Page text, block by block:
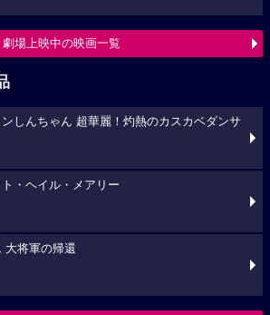
劇場上映中の映画一覧
しんちゃん 超華麗！灼熱のカスカベダンサ
・ヘイル・メアリー
大将軍の帰還